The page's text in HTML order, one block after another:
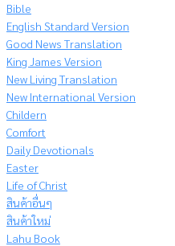
Bible
English Standard Version
Good News Translation
King James Version
New Living Translation
New International Version
Childern
Comfort
Daily Devotionals
Easter
Life of Christ
สินค้าอื่นๆ
สินค้าใหม่
Lahu Book